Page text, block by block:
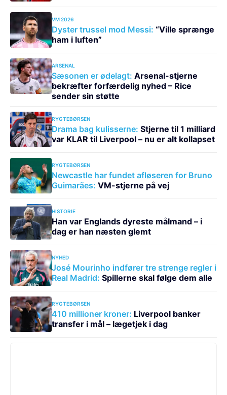
VM 2026
Dyster trussel mod Messi: “Ville sprænge
ham i luften”
ARSENAL
Sæsonen er ødelagt: Arsenal-stjerne
bekræfter forfærdelig nyhed – Rice
sender sin støtte
RYGTEBØRSEN
Drama bag kulisserne: Stjerne til 1 milliard
var KLAR til Liverpool – nu er alt kollapset
RYGTEBØRSEN
Newcastle har fundet afløseren for Bruno
Guimarães: VM-stjerne på vej
HISTORIE
Han var Englands dyreste målmand – i
dag er han næsten glemt
NYHED
José Mourinho indfører tre strenge regler i
Real Madrid: Spillerne skal følge dem alle
RYGTEBØRSEN
410 millioner kroner: Liverpool banker
transfer i mål – lægetjek i dag